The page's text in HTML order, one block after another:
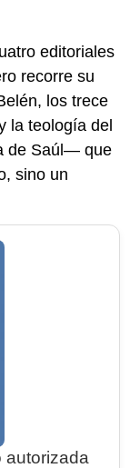
editoriales
recorre su
los trece
la teología del
de Saúl— que
sino un
autorizada